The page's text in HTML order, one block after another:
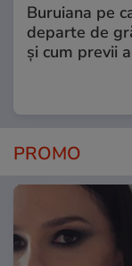
Buruiana pe
departe de
și cum previi
PROMO